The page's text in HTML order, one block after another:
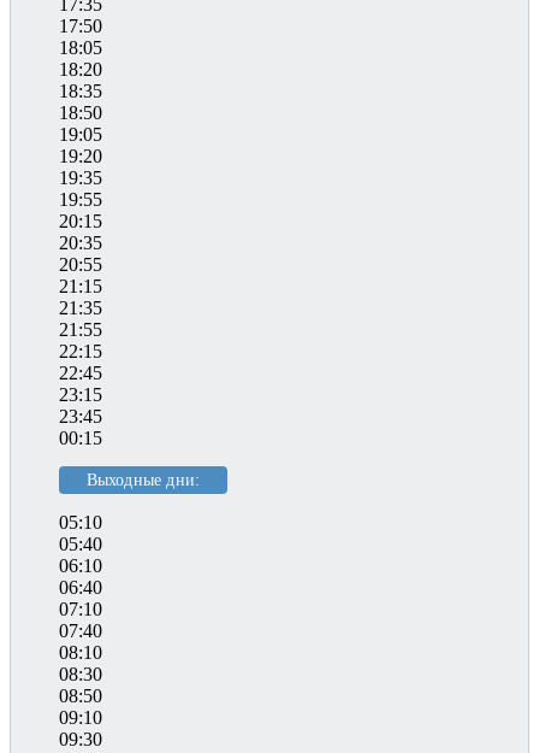
17:50
18:05
18:20
18:35
18:50
19:05
19:20
19:35
19:55
20:15
20:35
20:55
21:15
21:35
21:55
22:15
22:45
23:15
23:45
00:15
Выходные дни:
05:10
05:40
06:10
06:40
07:10
07:40
08:10
08:30
08:50
09:10
09:30